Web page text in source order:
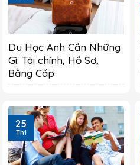
Du Học Anh Cần Những
Gì: Tài chính, Hồ Sơ,
Bằng Cấp
25
Th1